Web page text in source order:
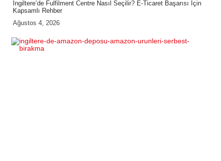
İngiltere’de Fulfilment Centre Nasıl Seçilir? E-Ticaret Başarısı İçin
Kapsamlı Rehber
Ağustos 4, 2026